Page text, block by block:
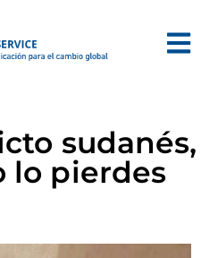
sudanés,
lo pierdes